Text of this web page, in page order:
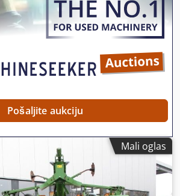
punjenja Crodpfx Akorhy H Rotjf --
8427 WhatsApp podrška dostupna! Za
ili dodatne informacije, pišite nam
su moguće.
Pošaljite aukciju
Mali oglas